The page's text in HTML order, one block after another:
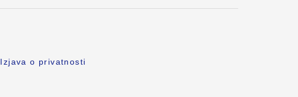
Izjava o privatnosti